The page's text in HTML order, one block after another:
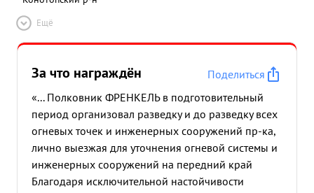
Ещё
За что награждён
Поделиться
«... Полковник ФРЕНКЕЛЬ в подготовительный
период организовал разведку и до разведку всех
огневых точек и инженерных сооружений пр-ка,
лично выезжая для уточнения огневой системы и
инженерных сооружений на передний край
Благодаря исключительной настойчивости